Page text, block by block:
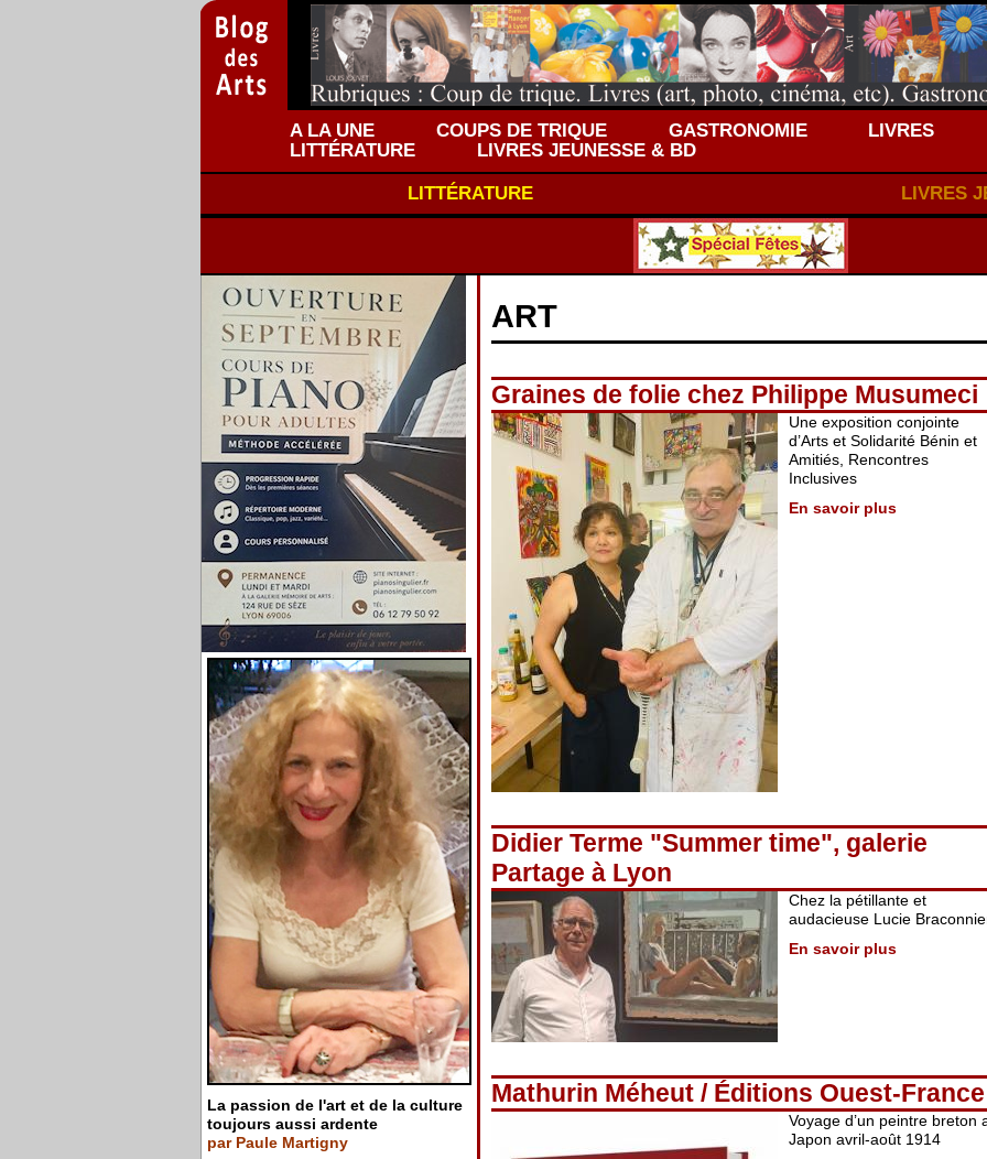
A LA UNE COUPS DE TRIQUE GASTRONOMIE
LIVRES
LITTÉRATURE
LIVRES JEUNESSE & BD
LITTÉRATURE
LIVRES
La passion de l'art et de la culture
toujours aussi ardente
par Paule Martigny
ART
Graines de folie chez Philippe Musumeci
Une exposition conjointe
d’Arts et Solidarité Bénin et
Amitiés, Rencontres
Inclusives
En savoir plus
Didier Terme "Summer time", galerie
Partage à Lyon
Chez la pétillante et
audacieuse Lucie
En savoir plus
Mathurin Méheut / Éditions Ouest-France
Voyage d’un peintre breton
Japon avril-août 1914